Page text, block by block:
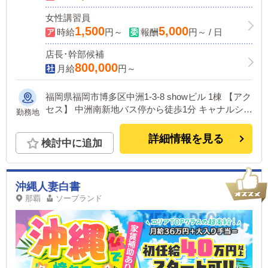
女性講習員
時給1,500円～ 報酬5,000円～ / 日
店長･幹部候補
月給800,000円～
勤務地
福岡県福岡市博多区中洲1-3-8 showビル 1棟 【アク
セス】 中洲南新地バス停から徒歩1分 キャナルシテ
ィから徒歩3分 地下鉄中洲川端駅から徒歩5分
検討中に追加 詳細情報を見る
沖縄人妻白書
那覇 ソープランド